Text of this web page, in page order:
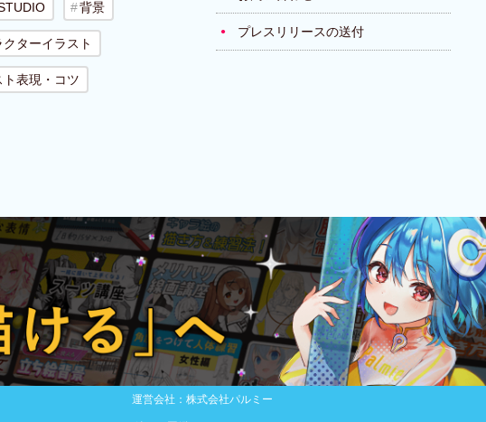
背景
ターイラスト
ト表現・コツ
プレスリリースの送付
運営会社：株式会社パルミー